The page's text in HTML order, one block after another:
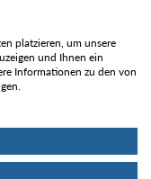
platzieren, um unsere
und Ihnen ein
Informationen zu den von